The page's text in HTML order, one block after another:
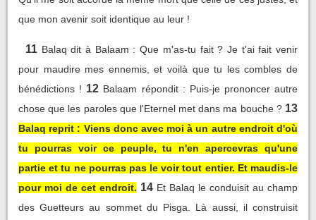
que mon avenir soit identique au leur !
11 Balaq dit à Balaam : Que m'as-tu fait ? Je t'ai fait venir
pour maudire mes ennemis, et voilà que tu les combles de
bénédictions ! 12 Balaam répondit : Puis-je prononcer autre
chose que les paroles que l'Eternel met dans ma bouche ? 13
Balaq reprit : Viens donc avec moi à un autre endroit d'où
tu pourras voir ce peuple, tu n'en apercevras qu'une
partie et tu ne pourras pas le voir tout entier. Et maudis-le
pour moi de cet endroit. 14 Et Balaq le conduisit au champ
des Guetteurs au sommet du Pisga. Là aussi, il construisit